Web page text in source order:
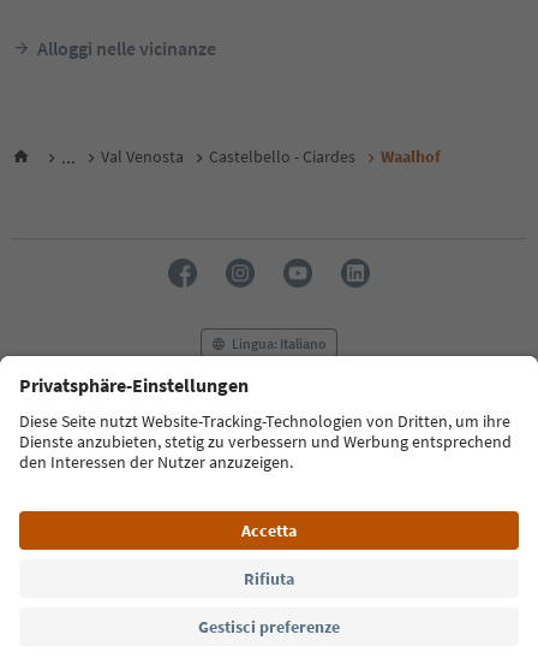
Alloggi nelle vicinanze
... Val Venosta Castelbello - Ciardes Waalhof
Lingua: Italiano
FAQ Contatti Press MICE
Privacy Policy
Termini e condizioni
Crediti
Cookie Policy
Alto Adige B2B